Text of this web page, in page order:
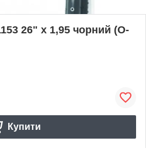
26" x 1,95 чорний (O-
Купити